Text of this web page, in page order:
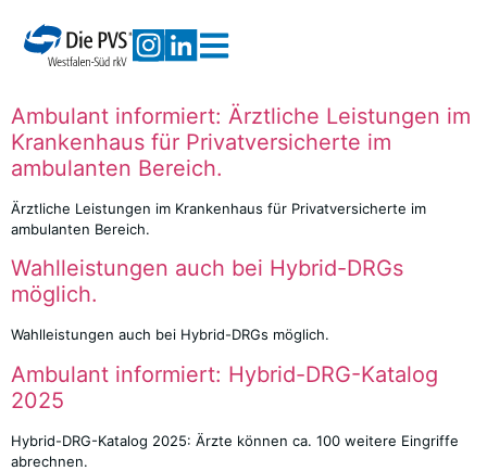
Ambulant informiert: Ärztliche Leistungen im
Krankenhaus für Privatversicherte im
ambulanten Bereich.
Ärztliche Leistungen im Krankenhaus für Privatversicherte im
ambulanten Bereich.
Wahlleistungen auch bei Hybrid-DRGs
möglich.
Wahlleistungen auch bei Hybrid-DRGs möglich.
Ambulant informiert: Hybrid-DRG-Katalog
2025
Hybrid-DRG-Katalog 2025: Ärzte können ca. 100 weitere Eingriffe
abrechnen.